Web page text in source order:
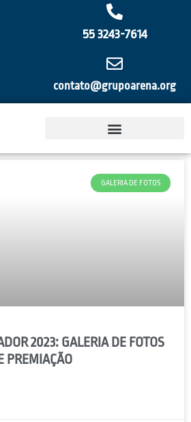
55 3243-7614
contato@grupoarena.org
GALERIA DE FOTOS
2023: GALERIA DE FOTOS
PREMIAÇÃO